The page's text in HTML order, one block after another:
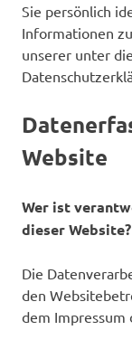
Sie persönlich
Informationen
unserer unter
Website
Wer ist
dieser Website?
Die
den
dem Impressum